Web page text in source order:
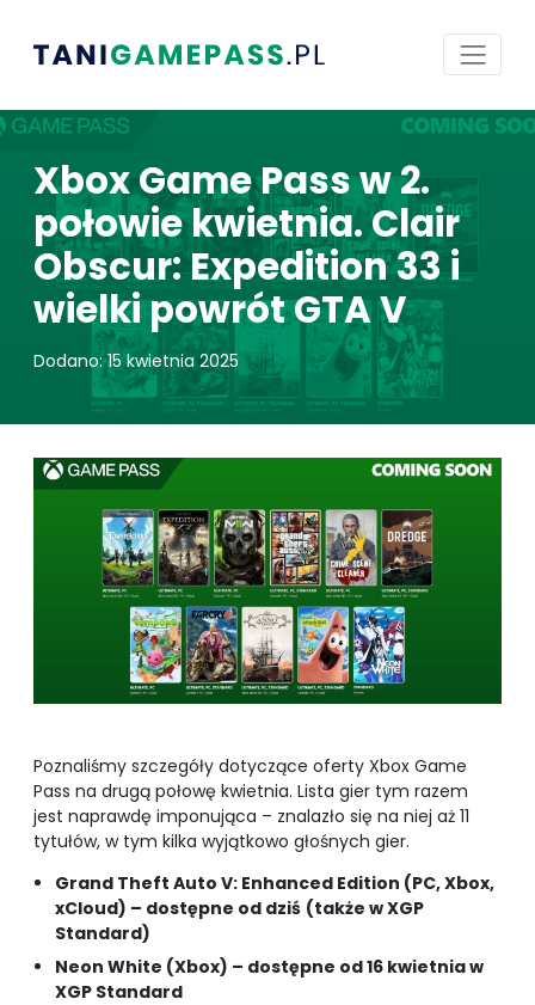
Xbox Game Pass w 2.
połowie kwietnia. Clair
Obscur: Expedition 33 i
wielki powrót GTA V
Dodano: 15 kwietnia 2025
Poznaliśmy szczegóły dotyczące oferty Xbox Game
Pass na drugą połowę kwietnia. Lista gier tym razem
jest naprawdę imponująca – znalazło się na niej aż 11
tytułów, w tym kilka wyjątkowo głośnych gier.
Grand Theft Auto V: Enhanced Edition (PC, Xbox,
xCloud) – dostępne od dziś (także w XGP
Standard)
Neon White (Xbox) – dostępne od 16 kwietnia w
XGP Standard